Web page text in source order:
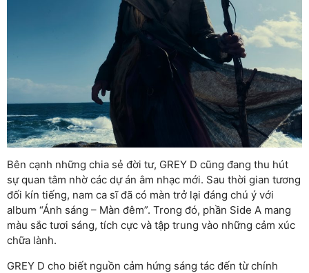
Bên cạnh những chia sẻ đời tư, GREY D cũng đang thu hút
sự quan tâm nhờ các dự án âm nhạc mới. Sau thời gian tương
đối kín tiếng, nam ca sĩ đã có màn trở lại đáng chú ý với
album “Ánh sáng – Màn đêm”. Trong đó, phần Side A mang
màu sắc tươi sáng, tích cực và tập trung vào những cảm xúc
chữa lành.
GREY D cho biết nguồn cảm hứng sáng tác đến từ chính